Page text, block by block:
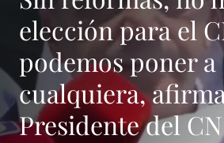
elección para el
podemos poner a
cualquiera,
Presidente del CN